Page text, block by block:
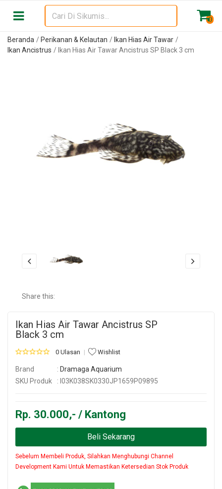
0
Beranda Perikanan & Kelautan
Ikan Hias Air Tawar
Ikan Ancistrus
Ikan Hias Air Tawar Ancistrus SP Black 3 cm
Share this:
Ikan Hias Air Tawar Ancistrus SP
Black 3 cm
0 Ulasan Wishlist
Brand : Dramaga Aquarium
SKU Produk
: I03K038SK0330JP1659P09895
Rp. 30.000,- / Kantong
Beli Sekarang
Sebelum Membeli Produk, Silahkan Menghubungi Channel
Development Kami Untuk Memastikan Ketersedian Stok Produk